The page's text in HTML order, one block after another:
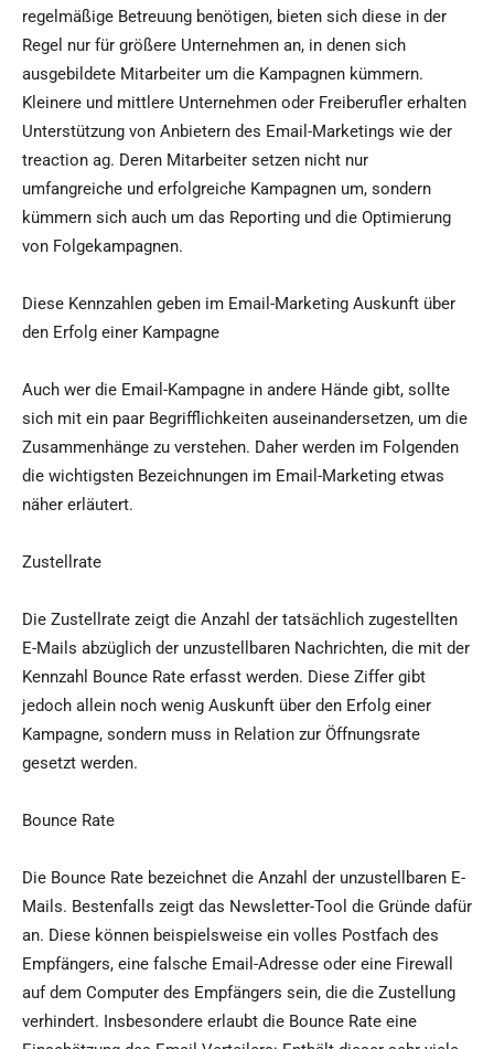
regelmäßige Betreuung benötigen, bieten sich diese in der
Regel nur für größere Unternehmen an, in denen sich
ausgebildete Mitarbeiter um die Kampagnen kümmern.
Kleinere und mittlere Unternehmen oder Freiberufler erhalten
Unterstützung von Anbietern des Email-Marketings wie der
treaction ag. Deren Mitarbeiter setzen nicht nur
umfangreiche und erfolgreiche Kampagnen um, sondern
kümmern sich auch um das Reporting und die Optimierung
von Folgekampagnen.
Diese Kennzahlen geben im Email-Marketing Auskunft über
den Erfolg einer Kampagne
Auch wer die Email-Kampagne in andere Hände gibt, sollte
sich mit ein paar Begrifflichkeiten auseinandersetzen, um die
Zusammenhänge zu verstehen. Daher werden im Folgenden
die wichtigsten Bezeichnungen im Email-Marketing etwas
näher erläutert.
Zustellrate
Die Zustellrate zeigt die Anzahl der tatsächlich zugestellten
E-Mails abzüglich der unzustellbaren Nachrichten, die mit der
Kennzahl Bounce Rate erfasst werden. Diese Ziffer gibt
jedoch allein noch wenig Auskunft über den Erfolg einer
Kampagne, sondern muss in Relation zur Öffnungsrate
gesetzt werden.
Bounce Rate
Die Bounce Rate bezeichnet die Anzahl der unzustellbaren E-
Mails. Bestenfalls zeigt das Newsletter-Tool die Gründe dafür
an. Diese können beispielsweise ein volles Postfach des
Empfängers, eine falsche Email-Adresse oder eine Firewall
auf dem Computer des Empfängers sein, die die Zustellung
verhindert. Insbesondere erlaubt die Bounce Rate eine